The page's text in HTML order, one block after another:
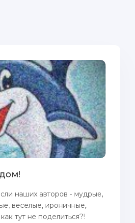
наших авторов - мудрые,
веселые, ироничные,
тут не поделиться?!